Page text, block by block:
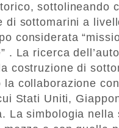
sottolineando
di sottomarini a
considerata
. La ricerca
costruzione di
la collaborazione
Stati Uniti,
La simbologia nella